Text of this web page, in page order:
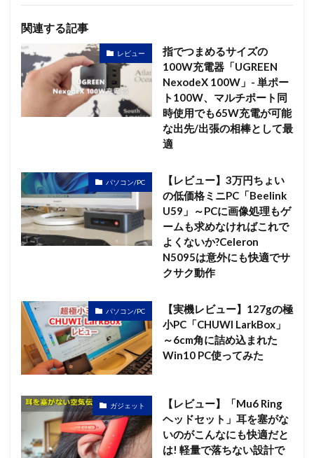
関連する記事
レビュー
指でつまめるサイズの
100W充電器「UGREEN
NexodeX 100W」- 単ポー
ト100W、マルチポート同
時使用でも65W充電が可能
な出先/出張の相棒として最
適
パソコン/PC
【レビュー】3万円ちょい
の低価格ミニPC「Beelink
U59」～PCに画像処理もゲ
ームも求めなければこれで
よくないか?Celeron
N5095は意外にも快適でサ
クサク動作
パソコン/PC
【実機レビュー】127gの極
小PC「CHUWI LarkBox」
～6cm角に詰め込まれた
Win10 PC使ってみた
ガジェット
【レビュー】「Mu6 Ring
ヘッドセット」耳を塞がな
いのがこんなにも快適だと
は! 軽量で落ちない設計で